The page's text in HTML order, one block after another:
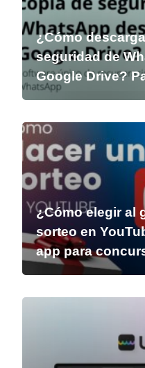
¿Cómo
seguridad de
Google Drive?
¿Cómo elegir al
sorteo en
app para